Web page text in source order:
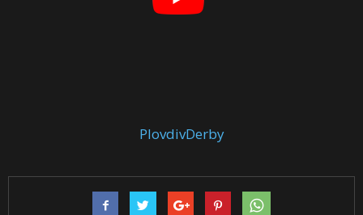
PlovdivDerby